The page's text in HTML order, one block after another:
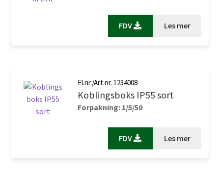
FDV Les mer
El.nr./Art.nr. 1234008
Koblingsboks IP55 sort
Forpakning: 1/5/50
FDV Les mer